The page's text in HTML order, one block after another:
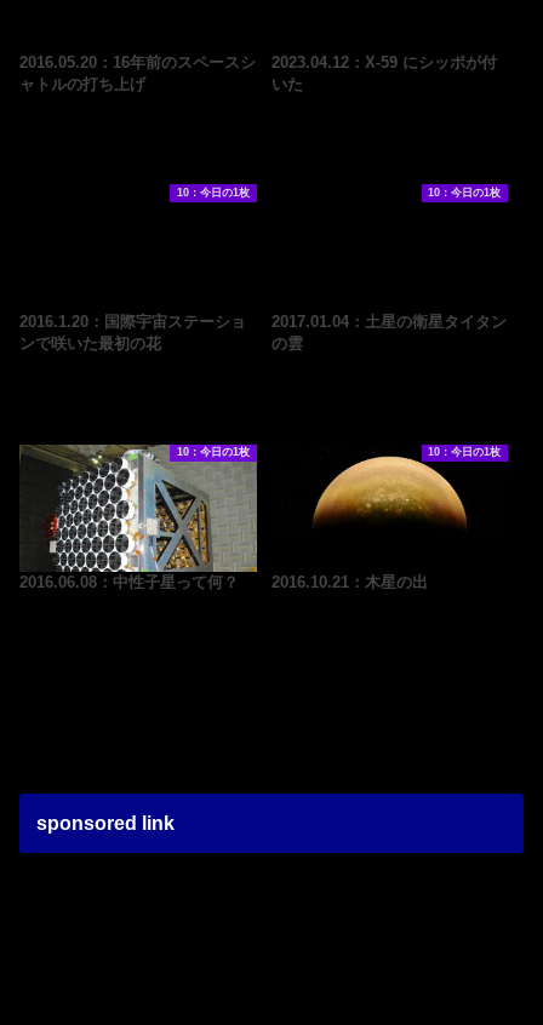
2016.05.20：16年前のスペースシ
ャトルの打ち上げ
2023.04.12：X-59 にシッポが付
いた
10：今日の1枚
2016.1.20：国際宇宙ステーショ
ンで咲いた最初の花
10：今日の1枚
2017.01.04：土星の衛星タイタン
の雲
10：今日の1枚
2016.06.08：中性子星って何？
10：今日の1枚
2016.10.21：木星の出
sponsored link